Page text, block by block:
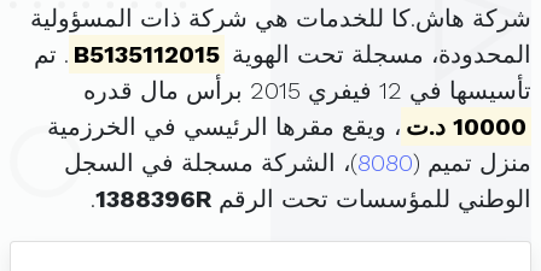
شركة هاش.كا للخدمات هي شركة ذات المسؤولية
المحدودة، مسجلة تحت الهوية B5135112015 . تم
تأسيسها في 12 فيفري 2015 برأس مال قدره
10000 د.ت
، ويقع مقرها الرئيسي في الخرزمية
منزل تميم (8080)، الشركة مسجلة في السجل
الوطني للمؤسسات تحت الرقم 1388396R
.